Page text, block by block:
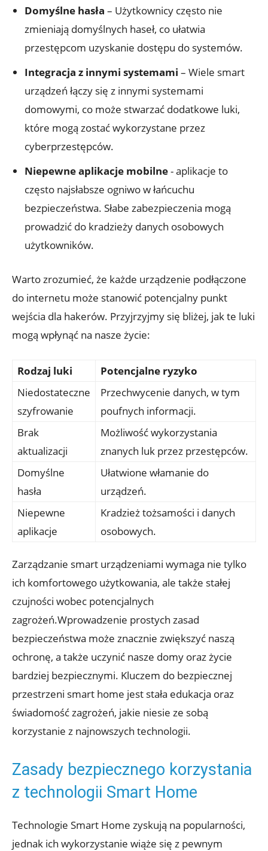
Domyślne hasła – Użytkownicy często nie
zmieniają domyślnych haseł, co‌ ułatwia
przestępcom uzyskanie dostępu do systemów.
Integracja z innymi ⁣systemami – Wiele smart
urządzeń łączy się z innymi systemami
‍domowymi, co może‌ stwarzać dodatkowe luki,
które mogą zostać wykorzystane przez
cyberprzestępców.
Niepewne aplikacje mobilne⁣- ‍aplikacje to
często najsłabsze ogniwo w⁣ łańcuchu
bezpieczeństwa. Słabe zabezpieczenia mogą
⁤prowadzić do kradzieży danych‌ osobowych‌
użytkowników.
Warto zrozumieć, że ⁢każde urządzenie podłączone
do internetu może stanowić potencjalny punkt
wejścia‌ dla hakerów. ​Przyjrzyjmy się bliżej, jak⁣ te ​luki
mogą wpłynąć na nasze życie:
Rodzaj luki
Potencjalne​ ryzyko
Niedostateczne
szyfrowanie
Przechwycenie danych, w tym
poufnych informacji.
Brak
aktualizacji
Możliwość wykorzystania
znanych ⁢luk przez przestępców.
Domyślne
hasła
Ułatwione ⁤włamanie do
urządzeń.
Niepewne
aplikacje
Kradzież tożsamości i danych
osobowych.
Zarządzanie smart ⁤urządzeniami ​wymaga⁣ nie tylko
ich komfortowego użytkowania, ale także‌ stałej
czujności wobec potencjalnych
zagrożeń.Wprowadzenie⁣ prostych zasad
bezpieczeństwa może znacznie zwiększyć‍ naszą
ochronę, a także uczynić nasze domy oraz życie
bardziej‌ bezpiecznymi. Kluczem ​do ​bezpiecznej
przestrzeni smart home jest stała edukacja oraz
świadomość zagrożeń, jakie niesie⁣ ze​ sobą
korzystanie z najnowszych technologii.
Zasady bezpiecznego korzystania
z technologii Smart Home
Technologie​ Smart Home zyskują na popularności,
jednak ich‍ wykorzystanie wiąże ‌się⁢ z pewnym